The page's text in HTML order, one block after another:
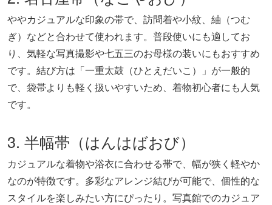
ややカジュアルな印象の帯で、訪問着や小紋、紬（つむ
ぎ）などと合わせて使われます。普段使いにも適してお
り、気軽な写真撮影や七五三のお母様の装いにもおすすめ
です。結び方は「一重太鼓（ひとえだいこ）」が一般的
で、袋帯よりも軽く扱いやすいため、着物初心者にも人気
です。
3. 半幅帯（はんはばおび）
カジュアルな着物や浴衣に合わせる帯で、幅が狭く軽やか
なのが特徴です。多彩なアレンジ結びが可能で、個性的な
スタイルを楽しみたい方にぴったり。写真館でのカジュア